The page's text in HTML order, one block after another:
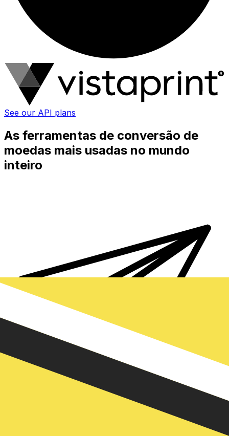
See our API plans
As ferramentas de conversão de
moedas mais usadas no mundo
inteiro
Transferência internacional de dinheiro Xe